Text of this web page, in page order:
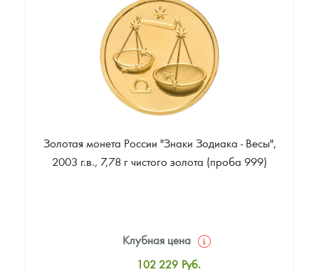
Золотая монета России "Знаки Зодиака - Весы",
2003 г.в., 7,78 г чистого золота (проба 999)
Клубная цена
102 229 Руб.